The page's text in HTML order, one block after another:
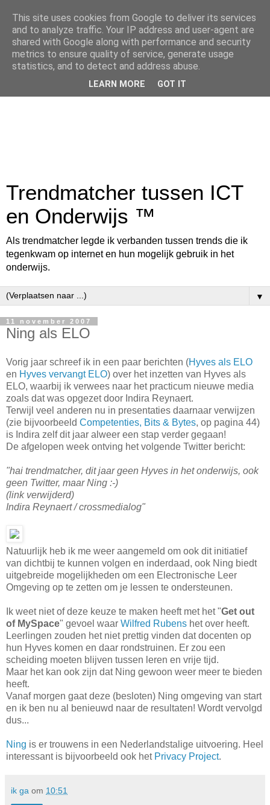
Trendmatcher tussen ICT
en Onderwijs ™
Als trendmatcher legde ik verbanden tussen trends die ik
tegenkwam op internet en hun mogelijk gebruik in het
onderwijs.
▼
11 november 2007
Ning als ELO
Vorig jaar schreef ik in een paar berichten (Hyves als ELO
en Hyves vervangt ELO) over het inzetten van Hyves als
ELO, waarbij ik verwees naar het practicum nieuwe media
zoals dat was opgezet door Indira Reynaert.
Terwijl veel anderen nu in presentaties daarnaar verwijzen
(zie bijvoorbeeld Competenties, Bits & Bytes, op pagina 44)
is Indira zelf dit jaar alweer een stap verder gegaan!
De afgelopen week ontving het volgende Twitter bericht:
"hai trendmatcher, dit jaar geen Hyves in het onderwijs, ook
geen Twitter, maar Ning :-)
(link verwijderd)
Indira Reynaert / crossmedialog"
Natuurlijk heb ik me weer aangemeld om ook dit initiatief
van dichtbij te kunnen volgen en inderdaad, ook Ning biedt
uitgebreide mogelijkheden om een Electronische Leer
Omgeving op te zetten om je lessen te ondersteunen.
Ik weet niet of deze keuze te maken heeft met het "Get out
of MySpace" gevoel waar Wilfred Rubens het over heeft.
Leerlingen zouden het niet prettig vinden dat docenten op
hun Hyves komen en daar rondstruinen. Er zou een
scheiding moeten blijven tussen leren en vrije tijd.
Maar het kan ook zijn dat Ning gewoon weer meer te bieden
heeft.
Vanaf morgen gaat deze (besloten) Ning omgeving van start
en ik ben nu al benieuwd naar de resultaten! Wordt vervolgd
dus...
Ning is er trouwens in een Nederlandstalige uitvoering. Heel
interessant is bijvoorbeeld ook het Privacy Project.
ik ga om 10:51
This site uses cookies from Google to deliver its services
and to analyze traffic. Your IP address and user-agent are
shared with Google along with performance and security
metrics to ensure quality of service, generate usage
statistics, and to detect and address abuse.
LEARN MORE GOT IT